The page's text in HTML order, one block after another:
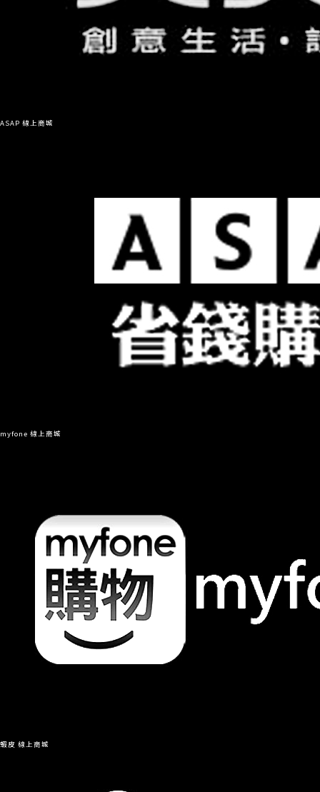
ASAP 線上商城
myfone 線上商城
蝦皮 線上商城